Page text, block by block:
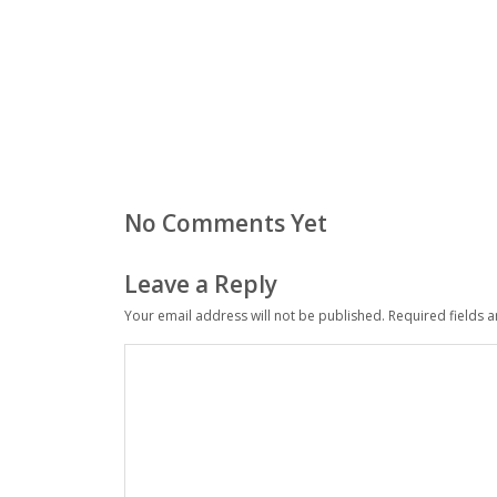
No Comments Yet
Leave a Reply
Your email address will not be published. Required fields